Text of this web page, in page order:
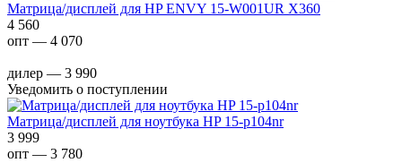
Матрица/дисплей для HP ENVY 15-W001UR X360
4 560
опт — 4 070
дилер — 3 990
Уведомить о поступлении
Матрица/дисплей для ноутбука HP 15-p104nr
3 999
опт — 3 780